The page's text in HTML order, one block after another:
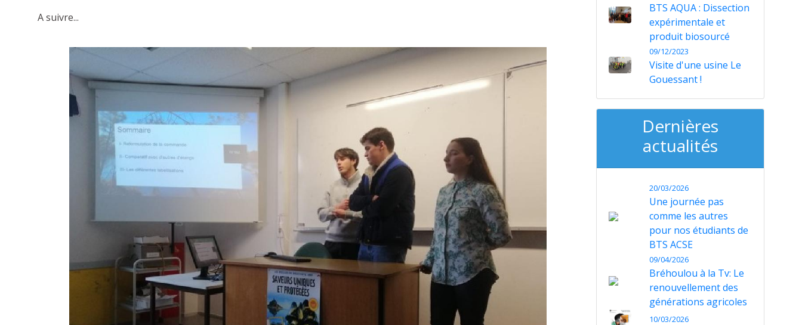
A suivre...
BTS AQUA : Dissection
expérimentale et
produit biosourcé
09/12/2023
Visite d'une usine Le
Gouessant !
Dernières
actualités
20/03/2026
Une journée pas
comme les autres
pour nos étudiants de
BTS ACSE
09/04/2026
Bréhoulou à la Tv: Le
renouvellement des
générations agricoles
10/03/2026